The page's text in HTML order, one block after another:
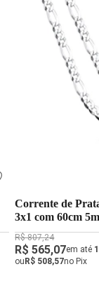
Corrente de
3x1 com 60cm
R$ 807,24
R$ 565,07em até
ouR$ 508,57no Pix